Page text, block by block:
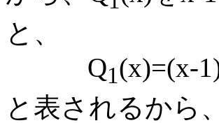
と、
Q1(x)=(x-
と表されるから、